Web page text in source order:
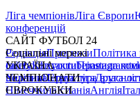
Ліга чемпіонівЛіга Європи
конференцій
САЙТ ФУТБОЛ 24
РедакціяПрогнозиПолітика
сайтуКонтактиПравила
політикаСтруктура
Соціальні мережі
facebookxyoutubeinstagram
УКРАЇНА
УкраїнаПерша лігаДруга
ЧЕМПІОНАТИ
НімеччинаІспаніяАнглія
ЄВРОКУБКИ